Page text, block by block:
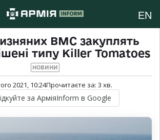
EN
ВМС закуплять
типу Killer Tomatoes
НОВИНИ
2021, 10:24Прочитаєте за: 3 хв.
за АрміяInform в Google